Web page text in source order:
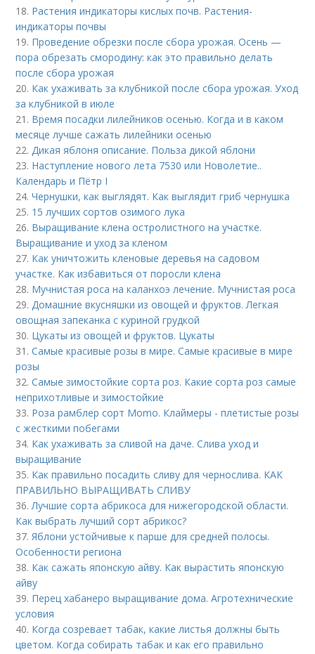
18. Растения индикаторы кислых почв. Растения-
индикаторы почвы
19. Проведение обрезки после сбора урожая. Осень —
пора обрезать смородину: как это правильно делать
после сбора урожая
20. Как ухаживать за клубникой после сбора урожая. Уход
за клубникой в июле
21. Время посадки лилейников осенью. Когда и в каком
месяце лучше сажать лилейники осенью
22. Дикая яблоня описание. Польза дикой яблони
23. Наступление нового лета 7530 или Новолетие..
Календарь и Пётр I
24.Чернушки, как выглядят. Как выглядит гриб чернушка
25. 15 лучших сортов озимого лука
26. Выращивание клена остролистного на участке.
Выращивание и уход за кленом
27. Как уничтожить кленовые деревья на садовом
участке. Как избавиться от поросли клена
28. Мучнистая роса на каланхоэ лечение. Мучнистая роса
29. Домашние вкусняшки из овощей и фруктов. Легкая
овощная запеканка с куриной грудкой
30. Цукаты из овощей и фруктов. Цукаты
31.Самые красивые розы в мире. Самые красивые в мире
розы
32.Самые зимостойкие сорта роз. Какие сорта роз самые
неприхотливые и зимостойкие
33. Роза рамблер сорт Momo. Клаймеры - плетистые розы
с жесткими побегами
34. Как ухаживать за сливой на даче. Слива уход и
выращивание
35. Как правильно посадить сливу для чернослива. КАК
ПРАВИЛЬНО ВЫРАЩИВАТЬ СЛИВУ
36. Лучшие сорта абрикоса для нижегородской области.
Как выбрать лучший сорт абрикос?
37. Яблони устойчивые к парше для средней полосы.
Особенности региона
38. Как сажать японскую айву. Как вырастить японскую
айву
39. Перец хабанеро выращивание дома. Агротехнические
условия
40. Когда созревает табак, какие листья должны быть
цветом. Когда собирать табак и как его правильно